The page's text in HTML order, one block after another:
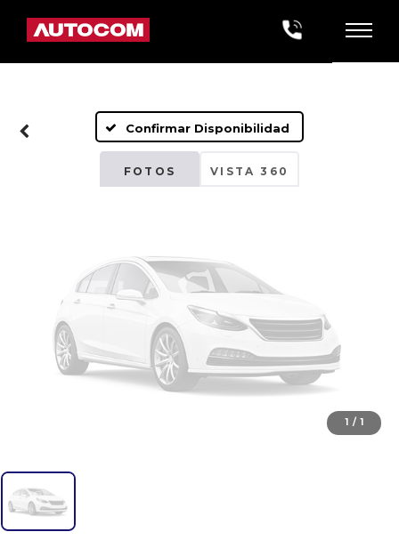
Confirmar Disponibilidad
FOTOS VISTA 360
Fotos No
Disponibles
Por favor, revise luego
1 / 1